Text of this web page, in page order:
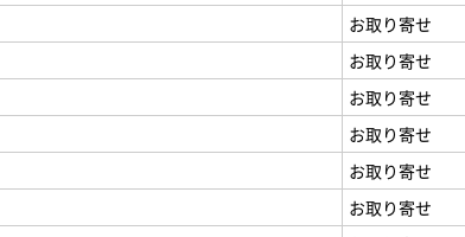
お取り寄せ
お取り寄せ
お取り寄せ
お取り寄せ
お取り寄せ
お取り寄せ